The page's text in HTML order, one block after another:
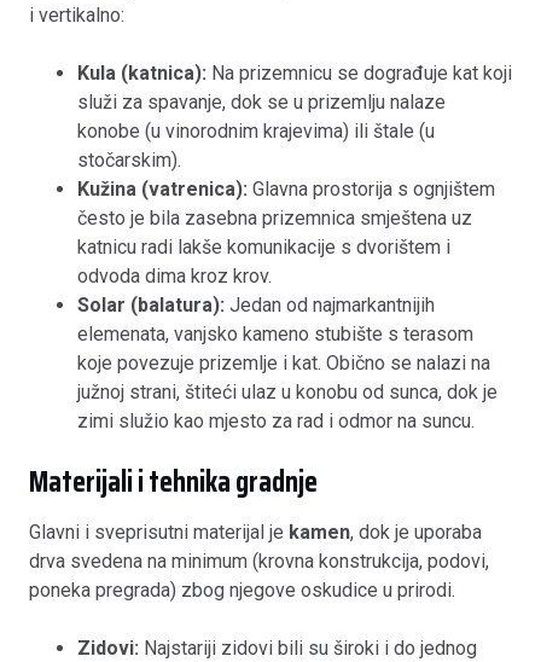
i vertikalno:
Kula (katnica): Na prizemnicu se dograđuje kat koji
služi za spavanje, dok se u prizemlju nalaze
konobe (u vinorodnim krajevima) ili štale (u
stočarskim).
Kužina (vatrenica): Glavna prostorija s ognjištem
često je bila zasebna prizemnica smještena uz
katnicu radi lakše komunikacije s dvorištem i
odvoda dima kroz krov.
Solar (balatura): Jedan od najmarkantnijih
elemenata, vanjsko kameno stubište s terasom
koje povezuje prizemlje i kat. Obično se nalazi na
južnoj strani, štiteći ulaz u konobu od sunca, dok je
zimi služio kao mjesto za rad i odmor na suncu.
Materijali i tehnika gradnje
Glavni i sveprisutni materijal je kamen, dok je uporaba
drva svedena na minimum (krovna konstrukcija, podovi,
poneka pregrada) zbog njegove oskudice u prirodi.
Zidovi: Najstariji zidovi bili su široki i do jednog